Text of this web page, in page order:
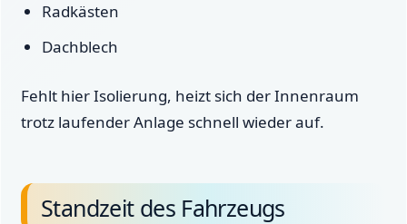
Radkästen
Dachblech
Fehlt hier Isolierung, heizt sich der Innenraum
trotz laufender Anlage schnell wieder auf.
Standzeit des Fahrzeugs